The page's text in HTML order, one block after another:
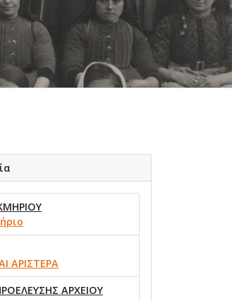
ΑΡΙΣΤΕΡΑ
ΑΡΧΕΙΟΥ